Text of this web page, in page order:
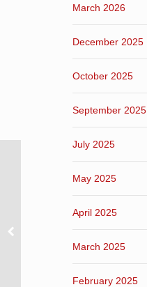
March 2026
December 2025
October 2025
September 2025
July 2025
May 2025
April 2025
March 2025
February 2025